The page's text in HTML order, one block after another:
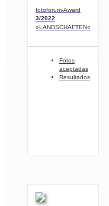
fotoforum-Award
3/2022
»LANDSCHAFTEN«
Fotos
aceptadas
Resultados